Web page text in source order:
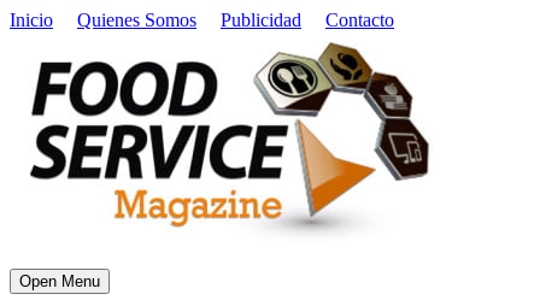
Inicio Quienes Somos Publicidad Contacto
Open Menu